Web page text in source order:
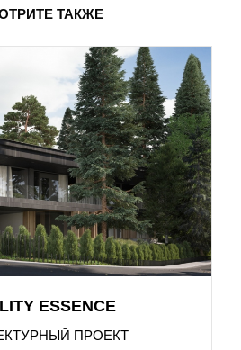
ТАКЖЕ
ESSENCE
ПРОЕКТ